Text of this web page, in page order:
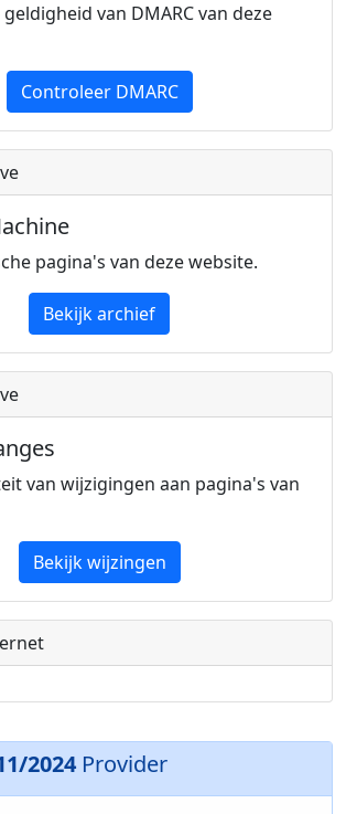
van DMARC van deze
Controleer DMARC
pagina's van deze website.
Bekijk archief
van wijzigingen aan pagina's van
Bekijk wijzingen
2024 Provider